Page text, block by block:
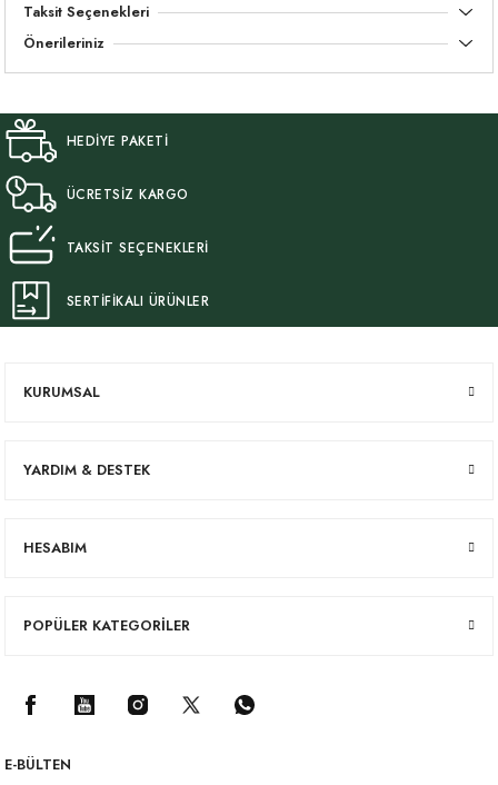
Taksit Seçenekleri
Önerileriniz
HEDİYE PAKETİ
ÜCRETSİZ KARGO
TAKSİT SEÇENEKLERİ
SERTİFİKALI ÜRÜNLER
KURUMSAL
YARDIM & DESTEK
HESABIM
POPÜLER KATEGORİLER
E-BÜLTEN